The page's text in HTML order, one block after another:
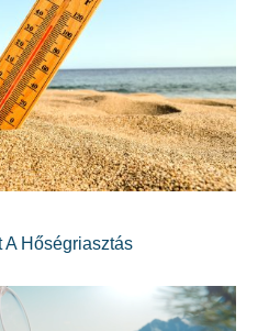
A Hőségriasztás